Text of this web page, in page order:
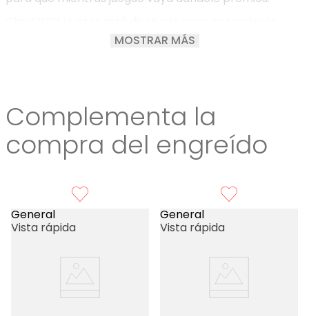
habilidad de caza de su perro e inyectar diversión en
su tiempo de masticación. Un cuello largo con un
Material: fibra de poliéster.
Tamaño: Altura 38 cm x Diámetro 9 cm.
Beneficios del Producto:
Adecuado para juegos de lanzar y buscar.
Con sonido en el interior, que anima a los perros a
morder y agitar el juguete con más entusiasmo.
Cuenta con una soga de algodón para jugar al tira y
Periodo de entrega:
Producto enviado en un periodo maximo de 3 días
MOSTRAR MÁS
Complementa la
compra del engreído
Vista rápida
General
Vista rápida
General